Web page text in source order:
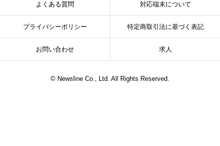
よくある質問 対応端末について
プライバシーポリシー 特定商取引法に基づく表記
お問い合わせ 求人
© Newsline Co., Ltd. All Rights Reserved.